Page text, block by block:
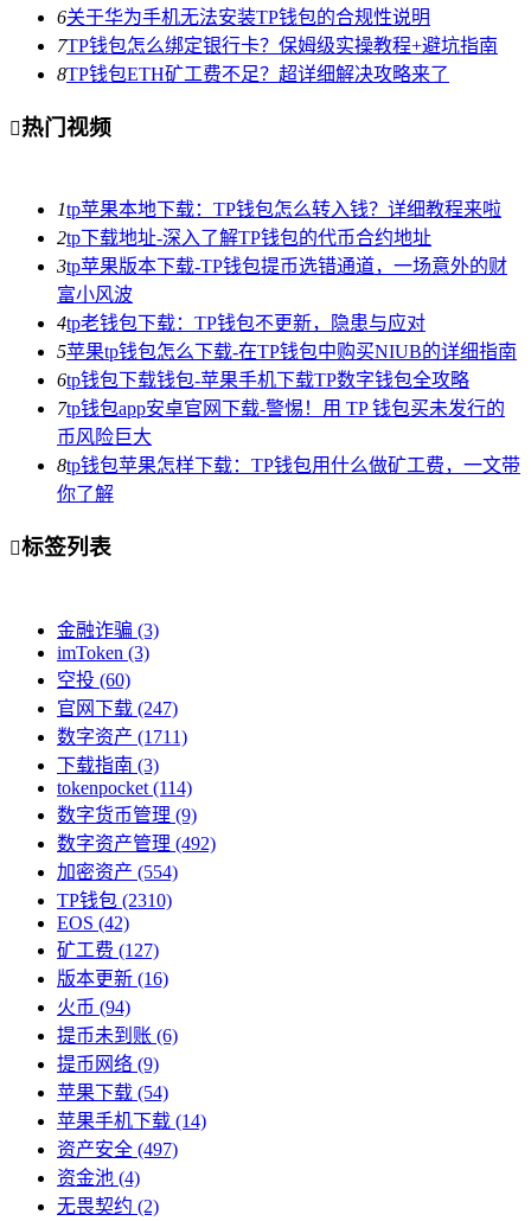
6关于华为手机无法安装TP钱包的合规性说明
7TP钱包怎么绑定银行卡？保姆级实操教程+避坑指南
8TP钱包ETH矿工费不足？超详细解决攻略来了
热门视频
1tp苹果本地下载：TP钱包怎么转入钱？详细教程来啦
2tp下载地址-深入了解TP钱包的代币合约地址
3tp苹果版本下载-TP钱包提币选错通道，一场意外的财
富小风波
4tp老钱包下载：TP钱包不更新，隐患与应对
5苹果tp钱包怎么下载-在TP钱包中购买NIUB的详细指南
6tp钱包下载钱包-苹果手机下载TP数字钱包全攻略
7tp钱包app安卓官网下载-警惕！用 TP 钱包买未发行的
币风险巨大
8tp钱包苹果怎样下载：TP钱包用什么做矿工费，一文带
你了解
标签列表
金融诈骗 (3)
imToken (3)
空投 (60)
官网下载 (247)
数字资产 (1711)
下载指南 (3)
tokenpocket (114)
数字货币管理 (9)
数字资产管理 (492)
加密资产 (554)
TP钱包 (2310)
EOS (42)
矿工费 (127)
版本更新 (16)
火币 (94)
提币未到账 (6)
提币网络 (9)
苹果下载 (54)
苹果手机下载 (14)
资产安全 (497)
资金池 (4)
无畏契约 (2)